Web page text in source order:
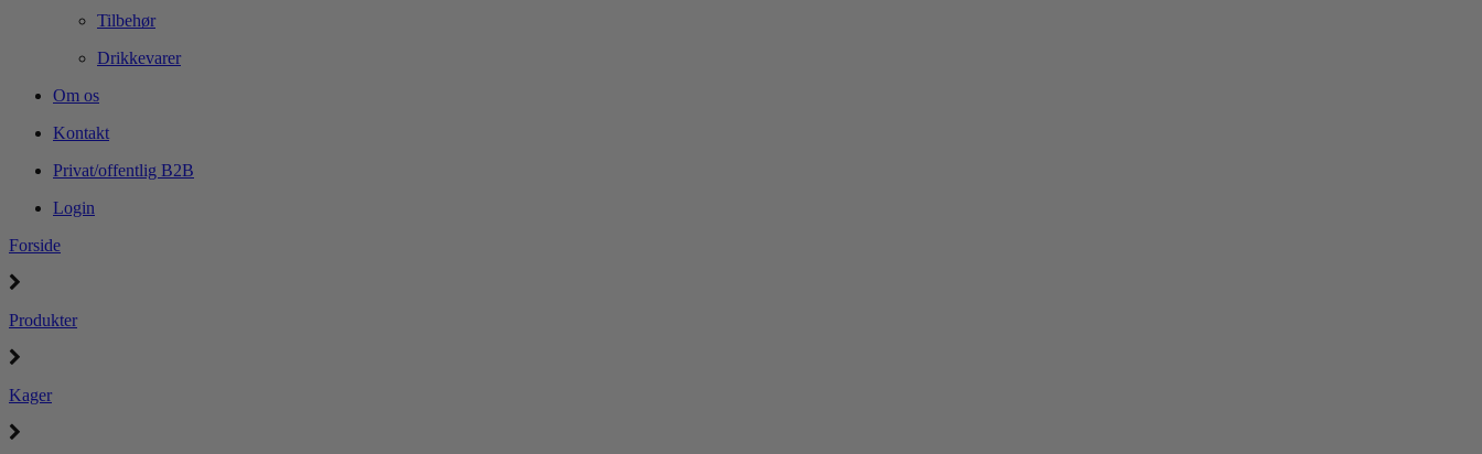
Tilbehør
Drikkevarer
Om os
Kontakt
Privat/offentlig B2B
Login
Forside
Produkter
Kager